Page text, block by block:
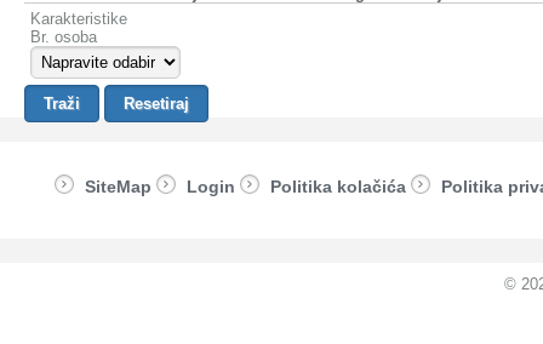
Karakteristike
Br. osoba
SiteMap Login Politika kolačića Politika
©